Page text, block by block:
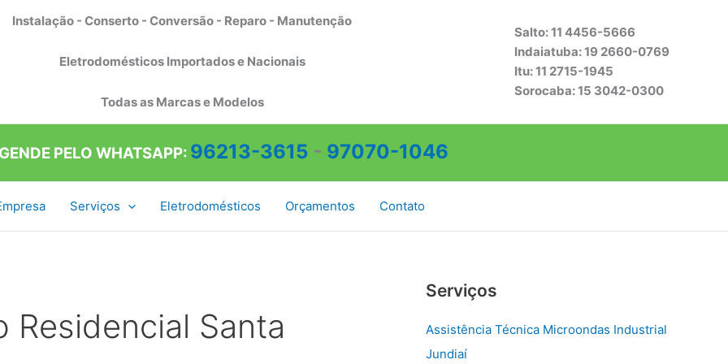
Instalação - Conserto - Conversão - Reparo - Manutenção
Eletrodomésticos Importados e Nacionais
Todas as Marcas e Modelos
Salto: 11 4456-5666
Indaiatuba: 19 2660-0769
Itu: 11 2715-1945
Sorocaba: 15 3042-0300
PELO WHATSAPP: 96213-3615 - 97070-1046
Serviços Eletrodomésticos Orçamentos Contato
Santa
Serviços
Assistência Técnica Microondas Industrial
Jundiaí